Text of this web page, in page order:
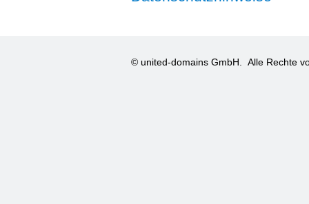
© united-domains GmbH. Alle Rechte